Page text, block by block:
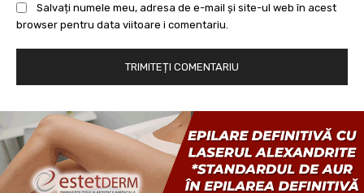
Salvați numele meu, adresa de e-mail și site-ul web în acest
browser pentru data viitoare i comentariu.